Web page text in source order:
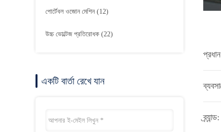
পোর্টেবল ওজোন মেশিন (12)
উচ্চ ভোল্টেজ প্রতিরোধক (22)
একটি বার্তা রেখে যান
ব্র্যান্ড: